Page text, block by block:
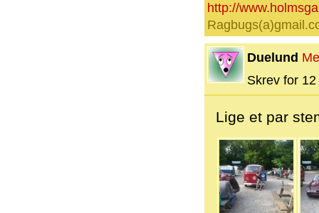
http://
Duelund
Skrev for
Lige et par